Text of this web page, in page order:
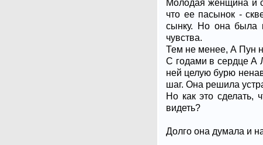
Молодая женщина и
что ее пасынок -
сынку. Но она была
чувства.
Тем не менее, А Пун
С годами в сердце А
ней целую бурю
шаг. Она решила
Но как это сделать,
видеть?
Долго она думала и